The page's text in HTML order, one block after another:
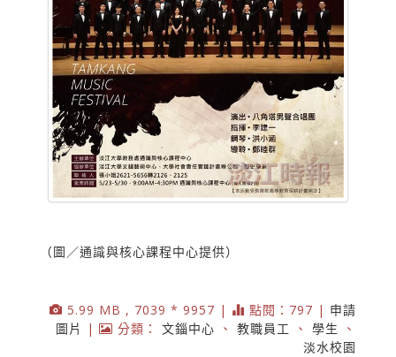
（圖／通識與核心課程中心提供）
5.99 MB , 7039 * 9957 | 點閱：797 | 申請
圖片
| 分類： 文錙中心 、 教職員工 、 學生
、
淡水校園